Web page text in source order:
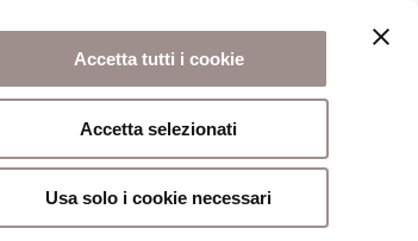
Accetta tutti i cookie
Accetta selezionati
Usa solo i cookie necessari
Biblioteca Attività culturali